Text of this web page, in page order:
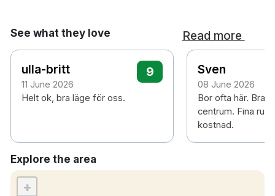
See what they love Read more
ulla-britt
11 June 2026
9
Helt ok, bra läge för oss.
Sven
08 June 2026
Bor ofta här. Bra
centrum. Fina rum
kostnad.
Explore the area
+